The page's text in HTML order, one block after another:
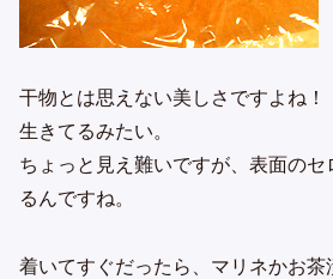
干物とは思えない美しさですよね！
生きてるみたい。
ちょっと見え難いですが、表面の
るんですね。
着いてすぐだったら、マリネかお茶